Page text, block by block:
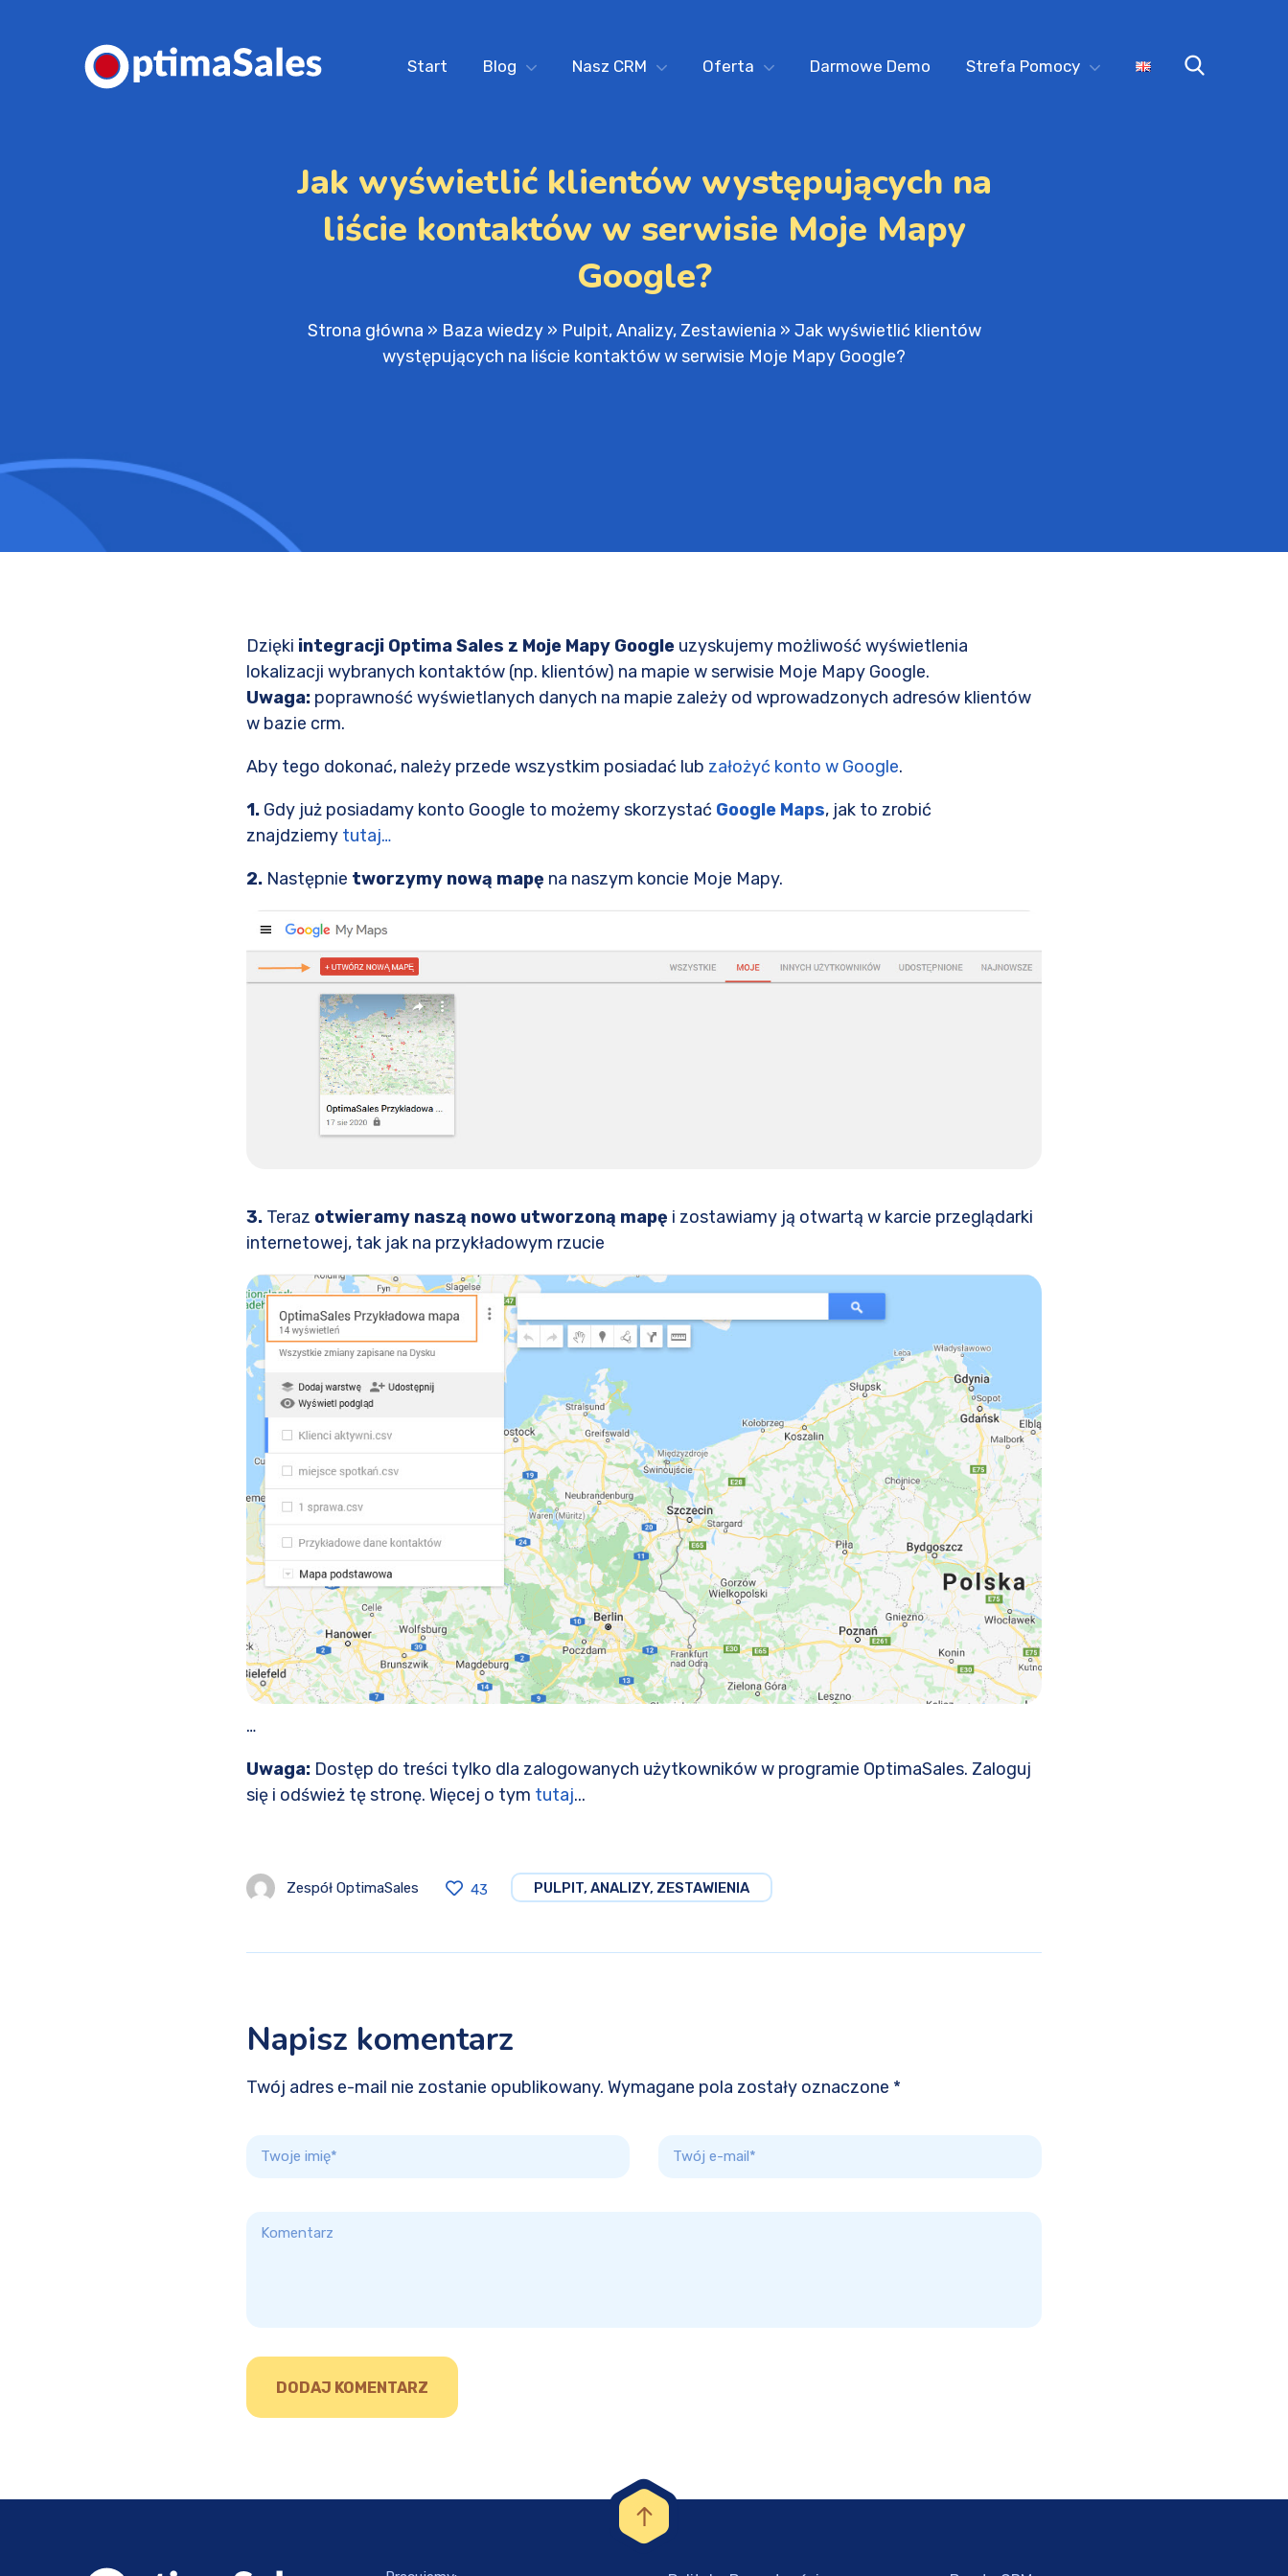
Start Blog Nasz CRM Oferta Darmowe Demo Strefa Pomocy
Jak wyświetlić klientów występujących na
liście kontaktów w serwisie Moje Mapy
Google?
Strona główna » Baza wiedzy» Pulpit, Analizy, Zestawienia » Jak wyświetlić klientów
występujących na liście kontaktów w serwisie Moje Mapy Google?
Dzięki integracji Optima Sales z Moje Mapy Google uzyskujemy możliwość wyświetlenia
lokalizacji wybranych kontaktów (np. klientów) na mapie w serwisie Moje Mapy Google.
Uwaga: poprawność wyświetlanych danych na mapie zależy od wprowadzonych adresów klientów
w bazie crm.
Aby tego dokonać, należy przede wszystkim posiadać lub założyć konto w Google.
1. Gdy już posiadamy konto Google to możemy skorzystać Google Maps, jak to zrobić
znajdziemy tutaj…
2. Następnie tworzymy nową mapę na naszym koncie Moje Mapy.
3. Teraz otwieramy naszą nowo utworzoną mapę i zostawiamy ją otwartą w karcie przeglądarki
internetowej, tak jak na przykładowym rzucie
…
Uwaga: Dostęp do treści tylko dla zalogowanych użytkowników w programie OptimaSales. Zaloguj
się i odśwież tę stronę. Więcej o tym tutaj...
Zespół OptimaSales 43 PULPIT, ANALIZY, ZESTAWIENIA
Napisz komentarz
Twój adres e-mail nie zostanie opublikowany. Wymagane pola zostały oznaczone *